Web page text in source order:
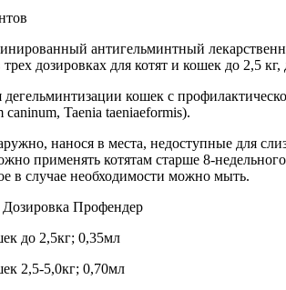
антигельминтный
дозировках для котят и кошек до 2,5
кошек с
Taenia taeniaeformis).
нанося в места, недоступные для
применять котятам старше 8-недельного
в случае необходимости можно мыть.
Профендер
до 2,5кг; 0,35мл
2,5-5,0кг; 0,70мл